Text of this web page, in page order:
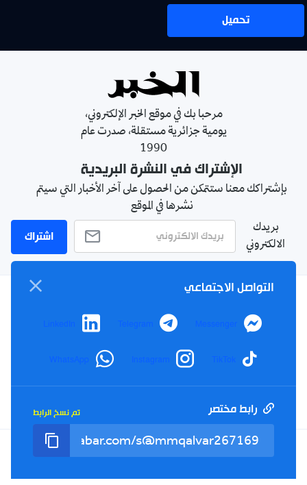
تحميل
مرحبا بك في موقع الخبر الإلكتروني،
يومية جزائرية مستقلة، صدرت عام
1990
الإشتراك في النشرة البريدية
بإشتراكك معنا ستتمكن من الحصول على آخر الأخبار التي سيتم
نشرها في الموقع
بريدك
الالكتروني
اشتراك
الأحكام والشروط
اتصل بنا
التواصل الاجتماعي
Messenger
Telegram
LinkedIn
TikTok
Instagram
WhatsApp
رابط مختصر تم نسخ الرابط